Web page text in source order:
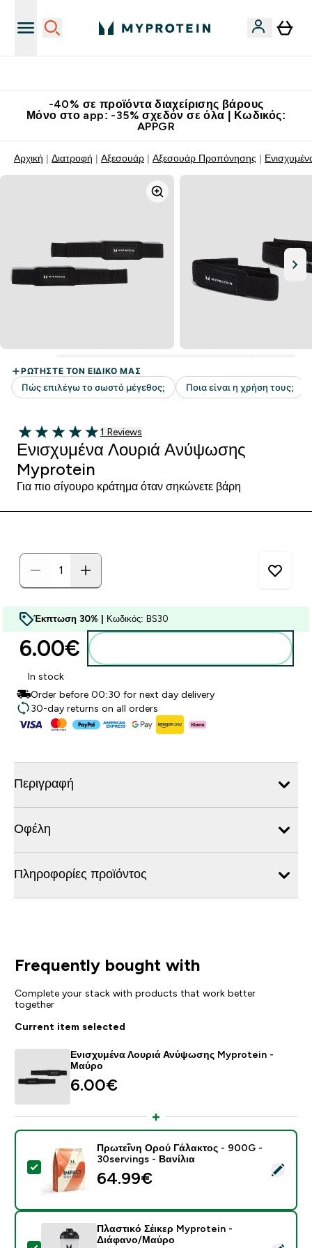
-40% σε προϊόντα διαχείρισης βάρους
Μόνο στο app: -35% σχεδόν σε όλα | Κωδικός:
APPGR
Αρχική Διατροφή Αξεσουάρ Αξεσουάρ Προπόνησης
5 out of 5 stars
1 customer reviews
1 Reviews
Ενισχυμένα Λουριά Ανύψωσης
Myprotein
Για πιο σίγουρο κράτημα όταν σηκώνετε βάρη
Έκπτωση 30% | Κωδικός: BS30
6.00€‎
In stock
Order before 00:30 for next day delivery
30-day returns on all orders
Περιγραφή
Οφέλη
Πληροφορίες προϊόντος
Frequently bought with
Complete your stack with products that work better
together
Current item selected
Ενισχυμένα Λουριά Ανύψωσης Myprotein -
Μαύρο
6.00€‎
Select this product - Πρωτεΐνη Ορού Γάλακτος -
Πρωτεΐνη Ορού Γάλακτος - 900G -
30servings - Βανίλια
64.99€‎
Πλαστικό Σέικερ Myprotein -
Διάφανο/Μαύρο